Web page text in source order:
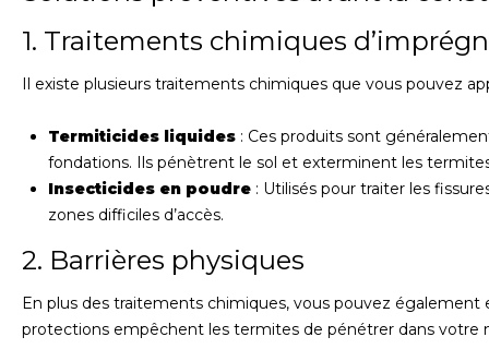
1. Traitements chimiques
Il existe plusieurs traitements chimiques que vous pouvez
Termiticides liquides : Ces produits sont
fondations. Ils pénètrent le sol et exterminent les
Insecticides en poudre : Utilisés pour traiter les
zones difficiles d’accès.
2. Barrières physiques
En plus des traitements chimiques, vous pouvez également
protections empêchent les termites de pénétrer dans votre